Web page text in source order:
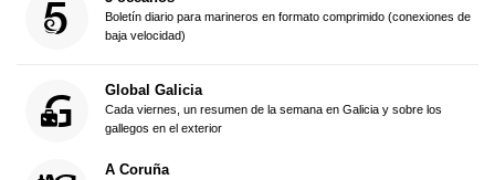
Boletín diario para marineros en formato comprimido (conexiones de
baja velocidad)
Global Galicia
Cada viernes, un resumen de la semana en Galicia y sobre los
gallegos en el exterior
A Coruña